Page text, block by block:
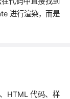
进行渲染，而是
HTML 代码、样